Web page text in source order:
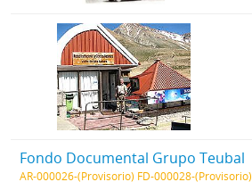
Fondo Documental Grupo Teubal
AR-000026-(Provisorio) FD-000028-(Provisorio)